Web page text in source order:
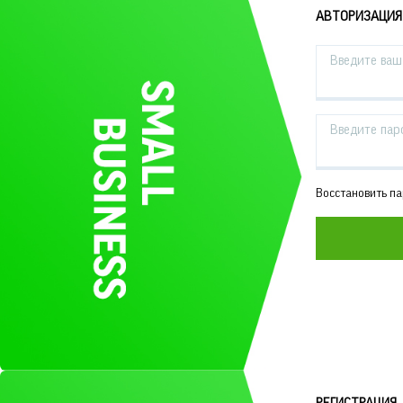
АВТОРИЗАЦИЯ
Введите
Введите
Восстановить